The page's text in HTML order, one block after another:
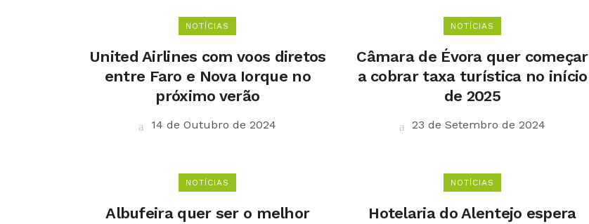
NOTÍCIAS
United Airlines com voos diretos
entre Faro e Nova Iorque no
próximo verão
14 de Outubro de 2024
NOTÍCIAS
Câmara de Évora quer começar
a cobrar taxa turística no início
de 2025
23 de Setembro de 2024
NOTÍCIAS
Albufeira quer ser o melhor
NOTÍCIAS
Hotelaria do Alentejo espera